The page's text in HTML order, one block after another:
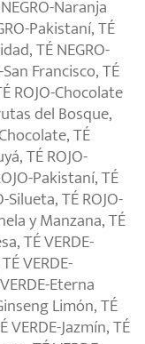
Naranja
Pakistaní, TÉ
TÉ NEGRO-
Francisco, TÉ
ROJO-Chocolate
del Bosque,
TÉ
TÉ ROJO-
Pakistaní, TÉ
Silueta, TÉ ROJO-
y Manzana, TÉ
TÉ VERDE-
VERDE-
Eterna
Limón, TÉ
VERDE-Jazmín, TÉ